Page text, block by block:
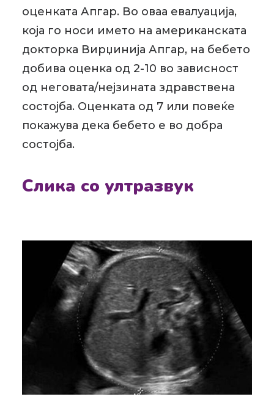
оценката Апгар. Во оваа евалуација,
која го носи името на американската
докторка Вирџинија Апгар, на бебето
добива оценка од 2-10 во зависност
од неговата/нејзината здравствена
состојба. Оценката од 7 или повеќе
покажува дека бебето е во добра
состојба.
Слика со ултразвук